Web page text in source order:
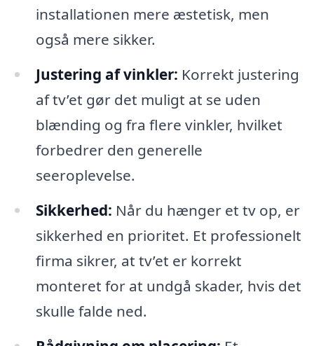
installationen mere æstetisk, men
også mere sikker.
Justering af vinkler: Korrekt justering
af tv’et gør det muligt at se uden
blænding og fra flere vinkler, hvilket
forbedrer den generelle
seeroplevelse.
Sikkerhed: Når du hænger et tv op, er
sikkerhed en prioritet. Et professionelt
firma sikrer, at tv’et er korrekt
monteret for at undgå skader, hvis det
skulle falde ned.